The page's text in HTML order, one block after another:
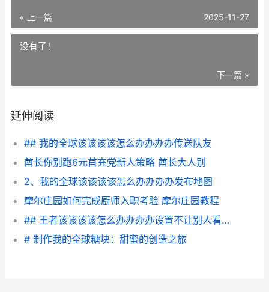
« 上一篇 2025-11-27
没有了！
下一篇 »
延伸阅读
## 我的全球该该该该怎么办办办办传送队友
酋长你别跑6元首充党新人策略 酋长大人别
2、我的全球该该该该怎么办办办办发布地图
摩尔庄园如何完成厨师入职考验 摩尔庄园教程
## 王者该该该该怎么办办办办设置不让别人看战绩
# 制作我的全球糖块：甜蜜的创造之旅